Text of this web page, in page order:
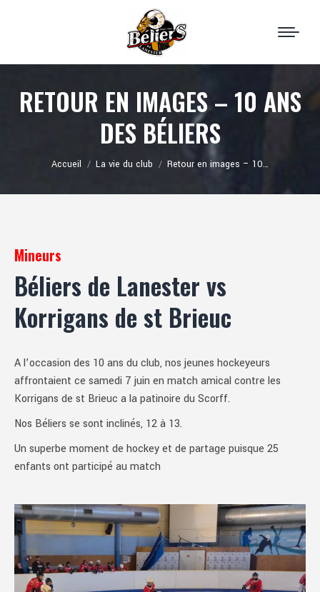
RETOUR EN IMAGES – 10 ANS
DES BÉLIERS
Vous êtes ici :
Accueil La vie du club Retour en images – 10…
Mineurs
Béliers de Lanester vs
Korrigans de st Brieuc
A l’occasion des 10 ans du club, nos jeunes hockeyeurs
affrontaient ce samedi 7 juin en match amical contre les
Korrigans de st Brieuc a la patinoire du Scorff.
Nos Béliers se sont inclinés, 12 à 13.
Un superbe moment de hockey et de partage puisque 25
enfants ont participé au match